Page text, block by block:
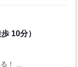
10分）
！ ...